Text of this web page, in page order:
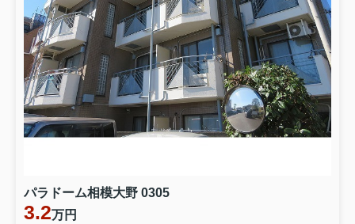
パラドーム相模大野 0305
3.2万円